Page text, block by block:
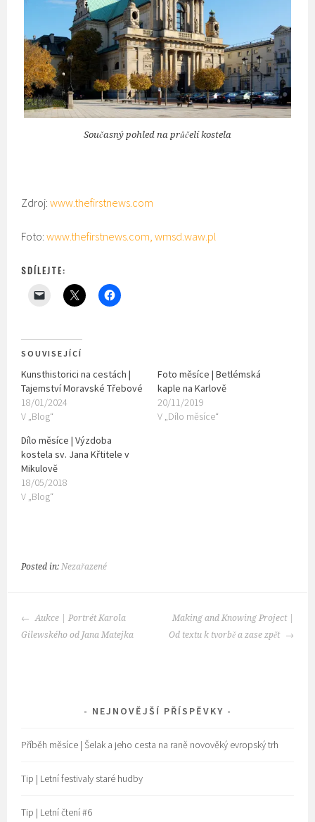
Současný pohled na průčelí kostela
Zdroj:www.thefirstnews.com
Foto:www.thefirstnews.com,wmsd.waw.pl
SDÍLEJTE:
SOUVISEJÍCÍ
Kunsthistorici na cestách |
Tajemství Moravské Třebové
18/01/2024
V „Blog“
Foto měsíce | Betlémská
kaple na Karlově
20/11/2019
V „Dílo měsíce“
Dílo měsíce | Výzdoba
kostela sv. Jana Křtitele v
Mikulově
18/05/2018
V „Blog“
Posted in:Nezařazené
POST
NAVIGATION
Aukce | Portrét Karola
Gilewského od Jana Matejka
Making and Knowing Project |
Od textu k tvorbě a zase zpět
NEJNOVĚJŠÍ PŘÍSPĚVKY
Příběh měsíce | Šelak a jeho cesta na raně novověký evropský trh
Tip | Letní festivaly staré hudby
Tip | Letní čtení #6